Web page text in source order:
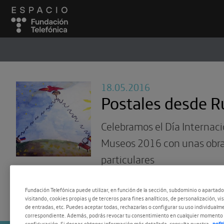
18.05.2016
Postales desde
Celebramos el Día
Museos 2016 con unas
particulares
Fundación Telefónica puede utilizar, en función de la sección, subdominio o
visitando, cookies propias y de terceros para fines analíticos, de personalización,
de entradas, etc. Puedes aceptar todas, rechazarlas o configurar su uso
correspondiente. Además, podrás revocar tu consentimiento en cualquier momento